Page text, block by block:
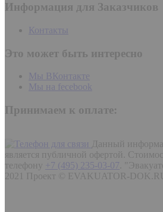
Информация для Заказчиков
Контакты
Это может быть интересно
Мы ВКонтакте
Мы на fecebook
Принимаем к оплате:
Данный
является публичной офертой.
телефону
+7 (495) 235-03-07
2021 Проект © EVAKUATOR-